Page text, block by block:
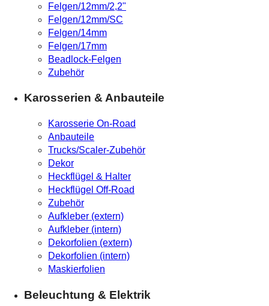
Felgen/12mm/2,2"
Felgen/12mm/SC
Felgen/14mm
Felgen/17mm
Beadlock-Felgen
Zubehör
Karosserien & Anbauteile
Karosserie On-Road
Anbauteile
Trucks/Scaler-Zubehör
Dekor
Heckflügel & Halter
Heckflügel Off-Road
Zubehör
Aufkleber (extern)
Aufkleber (intern)
Dekorfolien (extern)
Dekorfolien (intern)
Maskierfolien
Beleuchtung & Elektrik